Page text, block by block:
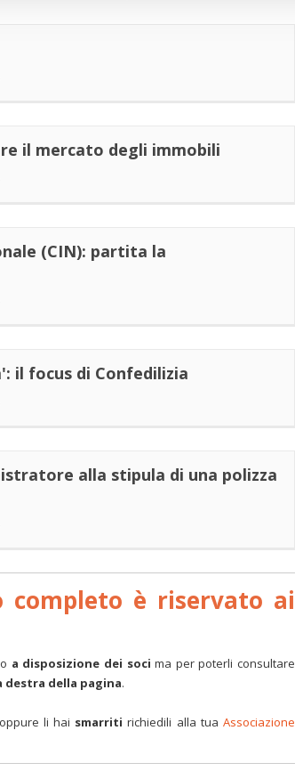
il mercato degli immobili
(CIN): partita la
il focus di Confedilizia
alla stipula di una polizza
completo è riservato ai
a disposizione dei soci ma per poterli consultare
destra della pagina.
oppure li hai smarriti richiedili alla tuaAssociazione